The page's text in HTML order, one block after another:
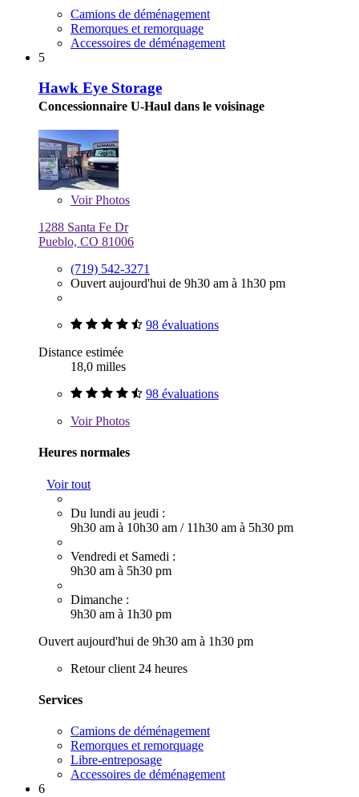
Camions de déménagement
Remorques et remorquage
Accessoires de déménagement
5
Hawk Eye Storage
Concessionnaire U-Haul dans le voisinage
VoirPhotos
1288 Santa Fe Dr
Pueblo, CO 81006
(719) 542-3271
Ouvert aujourd'hui de 9h30 am à 1h30 pm
98 évaluations
Distance estimée
18,0 milles
98 évaluations
VoirPhotos
Heures normales
Voir tout
Du lundi au jeudi :
9h30 am à 10h30 am / 11h30 am à 5h30 pm
Vendredi et Samedi :
9h30 am à 5h30 pm
Dimanche :
9h30 am à 1h30 pm
Ouvert aujourd'hui de 9h30 am à 1h30 pm
Retour client 24 heures
Services
Camions de déménagement
Remorques et remorquage
Libre-entreposage
Accessoires de déménagement
6